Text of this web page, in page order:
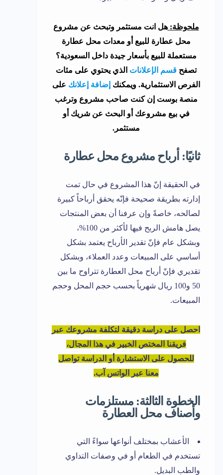
ملحوظة: هل انت مستثمر وتبحث عن مشروع
محل عطارة للبيع أو معدات محل عطارة
مستعملة للبيع بأسعار جيدة داخل السعودية؟
تصفح قسم الإعلانات الذي يحتوي على مئات
الفرص الاستثمارية. ويمكنك إضافة إعلانك على
منصة بوست إن كنت صاحب مشروع وترغب
في بيع مشروعك أو البحث عن شريك أو
مستثمر.
ثانيًا: أرباح مشروع محل عطارة
في الحقيقة إنّ هذا المشروع في حال تمت
إدارته بطريقة صحيحة فإنّه يحقق أرباحاً كبيرة
لصالحه، خاصةً وإن عرفنا أن بعض المنتجات
يصل هامش الربح فيها لأكثر من 100%،
وبشكل عام فإنّ تقدير الأرباح يعتمد بشكل
أساسي على المبيعات وعدد العملاء، وبشكل
تقديري فإنّ أرباح محل العطارة تتراوح ما بين
50 و100 ريال شهرياً بحسب حجم المحل وحجم
المبيعات.
احصل على دراسة دقيقة لتكلفة مشروعك عبر
فريقنا المختص الخبير في هذا المجال،
للحصول على الاستشارة أو الدراسة تواصل
معنا عبر الواتس آب.
الخطوة الثالثة: مستلزمات
وأصناف محل العطارة
الأعشاب بمختلف أنواعها سواءً التي
تستخدم في الطعام أو في وصفات التداوي
والطب البديل.